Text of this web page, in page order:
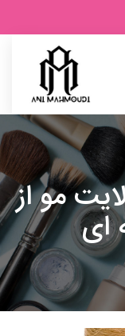
مو از
ای